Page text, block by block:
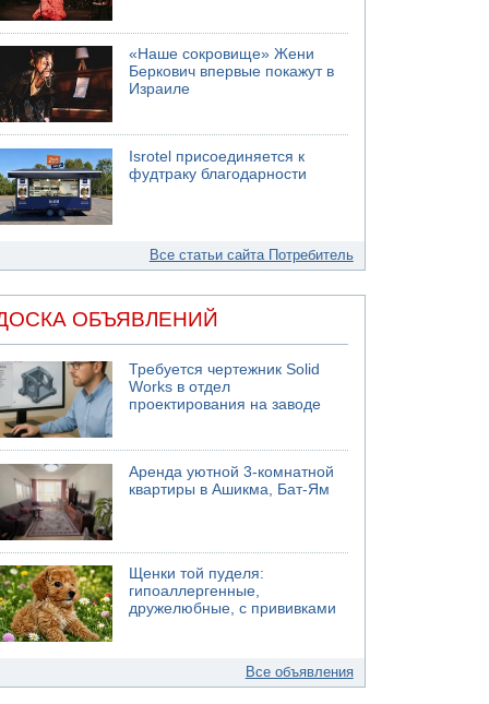
«Наше сокровище» Жени
Беркович впервые покажут в
Израиле
Isrotel присоединяется к
фудтраку благодарности
Все статьи сайта Потребитель
ОБЪЯВЛЕНИЙ
Требуется чертежник Solid
Works в отдел
проектирования на заводе
Аренда уютной 3-комнатной
квартиры в Ашикма, Бат-Ям
Щенки той пуделя:
гипоаллергенные,
дружелюбные, с прививками
Все объявления